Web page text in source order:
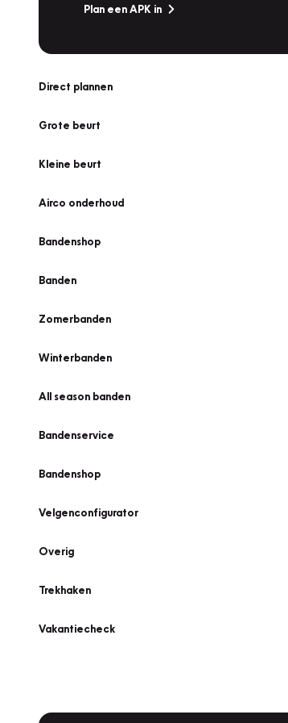
Plan een APK in
Direct plannen
Grote beurt
Kleine beurt
Airco onderhoud
Bandenshop
Banden
Zomerbanden
Winterbanden
All season banden
Bandenservice
Bandenshop
Velgenconfigurator
Overig
Trekhaken
Vakantiecheck